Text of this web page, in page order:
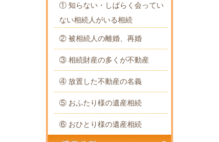
① 知らない・しばらく会ってい
ない相続人がいる相続
② 被相続人の離婚、再婚
③ 相続財産の多くが不動産
④ 放置した不動産の名義
⑤ おふたり様の遺産相続
⑥ おひとり様の遺産相続